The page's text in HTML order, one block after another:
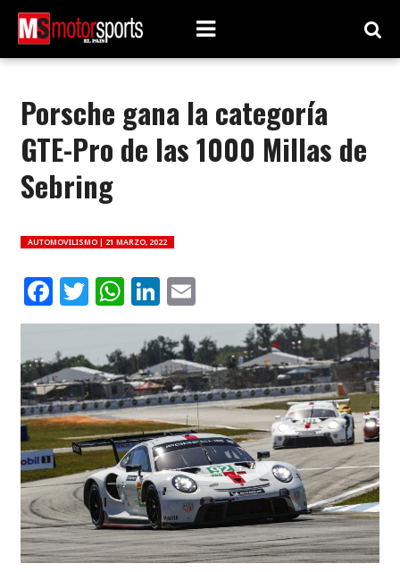
Porsche gana la categoría
GTE-Pro de las 1000 Millas de
Sebring
AUTOMOVILISMO | 21 MARZO, 2022
Facebook
Twitter
WhatsApp
LinkedIn
Email